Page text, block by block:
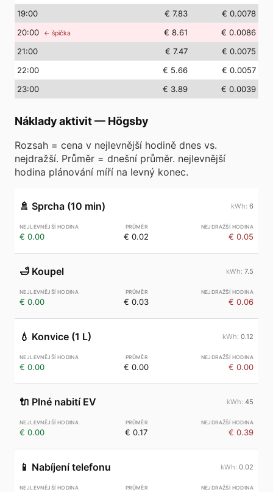
19:00 € 7.83
€ 0.0078
20:00 ← špička € 8.61
€ 0.0086
21:00 € 7.47
€ 0.0075
22:00 € 5.66
€ 0.0057
23:00 € 3.89 € 0.0039
Náklady aktivit— Högsby
Rozsah = cena v nejlevnější hodině dnes vs.
nejdražší. Průměr = dnešní průměr. nejlevnější
hodina plánování míří na levný konec.
🚿 Sprcha (10 min) 6
€ 0.00 € 0.02 € 0.05
🛁 Koupel 7.5
€ 0.00 € 0.03 € 0.06
💧 Konvice (1 L) 0.12
€ 0.00 € 0.00 € 0.00
🔌 Plné nabití EV 45
€ 0.00 € 0.17 € 0.39
📱 Nabíjení telefonu 0.02